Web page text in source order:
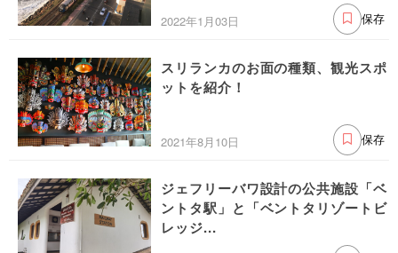
2022年1月03日 保存
スリランカのお面の種類、観光スポ
ットを紹介！
2021年8月10日 保存
ジェフリーバワ設計の公共施設「ベ
ントタ駅」と「ベントタリゾートビ
レッジ...